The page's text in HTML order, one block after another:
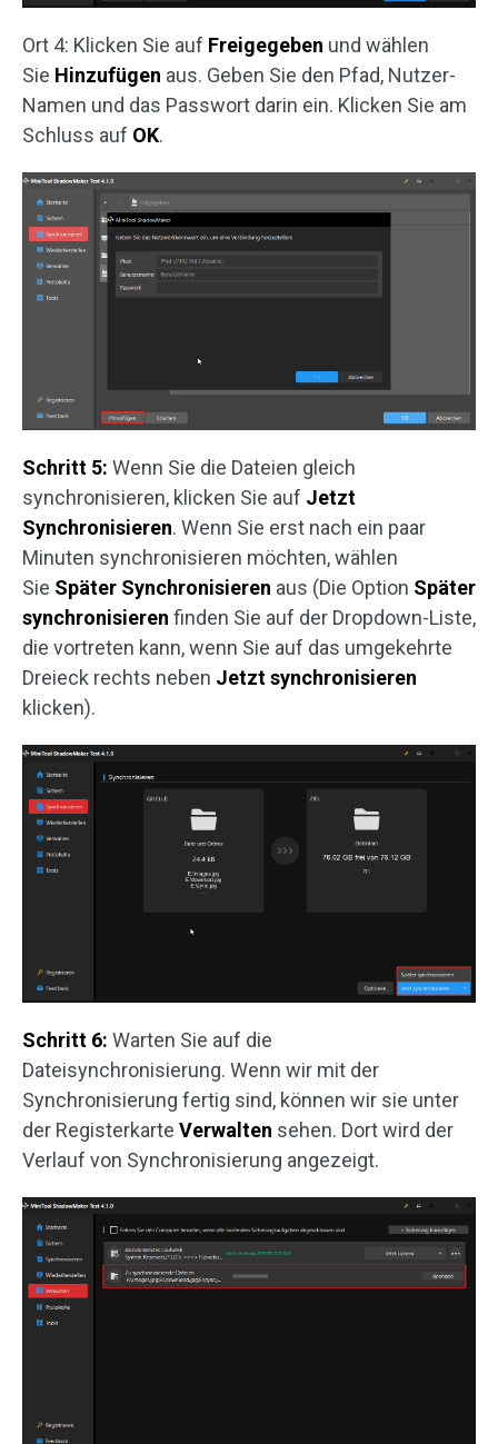
Ort 4: Klicken Sie auf Freigegeben und wählen
Sie Hinzufügen aus. Geben Sie den Pfad, Nutzer-
Namen und das Passwort darin ein. Klicken Sie am
Schluss auf OK.
Schritt 5: Wenn Sie die Dateien gleich
synchronisieren, klicken Sie auf Jetzt
Synchronisieren. Wenn Sie erst nach ein paar
Minuten synchronisieren möchten, wählen
Sie Später Synchronisieren aus (Die Option Später
synchronisieren finden Sie auf der Dropdown-Liste,
die vortreten kann, wenn Sie auf das umgekehrte
Dreieck rechts neben Jetzt synchronisieren
klicken).
Schritt 6: Warten Sie auf die
Dateisynchronisierung. Wenn wir mit der
Synchronisierung fertig sind, können wir sie unter
der Registerkarte Verwalten sehen. Dort wird der
Verlauf von Synchronisierung angezeigt.